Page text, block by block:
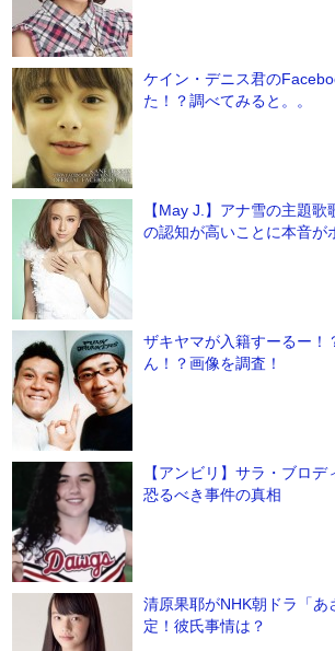
ケイン・デニス君の
た！？調べてみると。。
【May J.】アナ雪の主題
の認知が高いことに本音が
ザキヤマが入籍すーるー！
ん！？画像を調査！
【アンビリ】サラ・ブロ
恐るべき事件の真相
清原果耶がNHK朝ドラ「あ
定！彼氏事情は？